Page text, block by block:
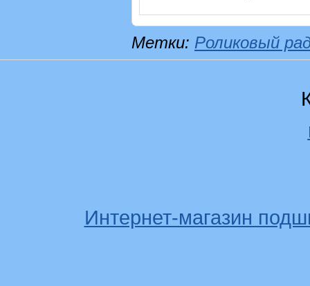
Метки: Роликовый
Интернет-магазин